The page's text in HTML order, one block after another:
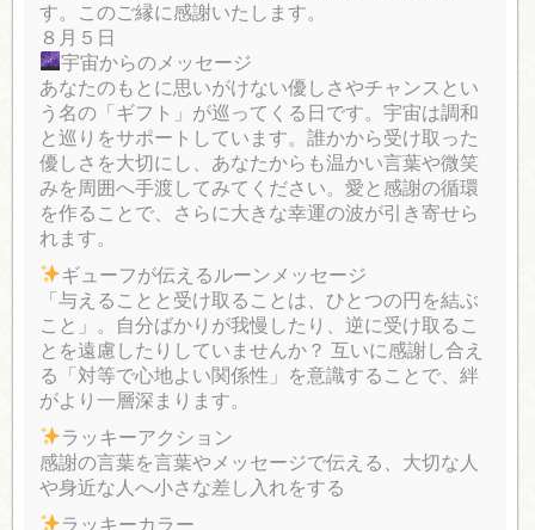
す。このご縁に感謝いたします。
８月５日
宇宙からのメッセージ
あなたのもとに思いがけない優しさやチャンスとい
う名の「ギフト」が巡ってくる日です。宇宙は調和
と巡りをサポートしています。誰かから受け取った
優しさを大切にし、あなたからも温かい言葉や微笑
みを周囲へ手渡してみてください。愛と感謝の循環
を作ることで、さらに大きな幸運の波が引き寄せら
れます。
ギューフが伝えるルーンメッセージ
「与えることと受け取ることは、ひとつの円を結ぶ
こと」。自分ばかりが我慢したり、逆に受け取るこ
とを遠慮したりしていませんか？ 互いに感謝し合え
る「対等で心地よい関係性」を意識することで、絆
がより一層深まります。
ラッキーアクション
感謝の言葉を言葉やメッセージで伝える、大切な人
や身近な人へ小さな差し入れをする
ラッキーカラー